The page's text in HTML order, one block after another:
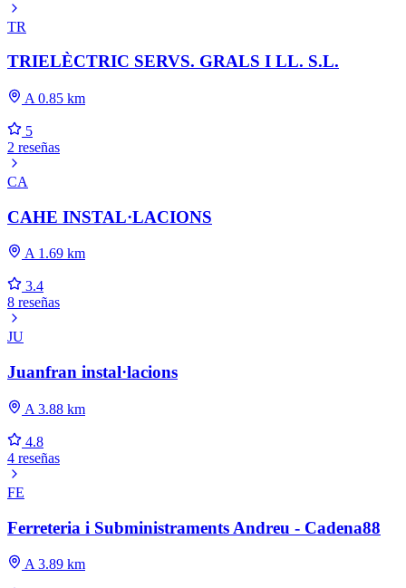
TR
TRIELÈCTRIC SERVS. GRALS I LL. S.L.
A 0.85 km
5
2 reseñas
CA
CAHE INSTAL·LACIONS
A 1.69 km
3.4
8 reseñas
JU
Juanfran instal·lacions
A 3.88 km
4.8
4 reseñas
FE
Ferreteria i Subministraments Andreu - Cadena88
A 3.89 km